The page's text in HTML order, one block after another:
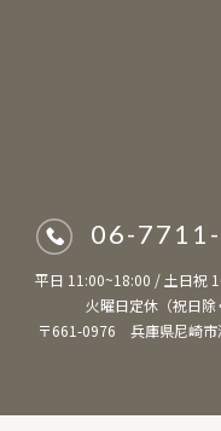
06-
平日 11:00~18:00 / 土日祝
火曜日定休（祝日除
〒661-0976 兵庫県尼崎市